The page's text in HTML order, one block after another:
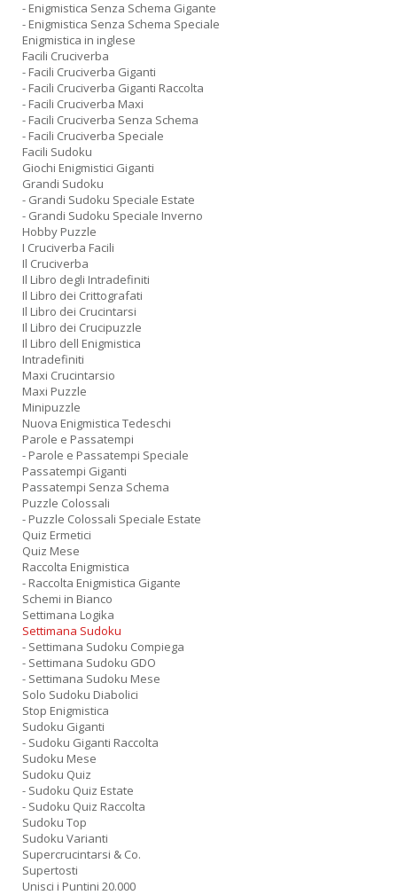
- Enigmistica Senza Schema Gigante
- Enigmistica Senza Schema Speciale
Enigmistica in inglese
Facili Cruciverba
- Facili Cruciverba Giganti
- Facili Cruciverba Giganti Raccolta
- Facili Cruciverba Maxi
- Facili Cruciverba Senza Schema
- Facili Cruciverba Speciale
Facili Sudoku
Giochi Enigmistici Giganti
Grandi Sudoku
- Grandi Sudoku Speciale Estate
- Grandi Sudoku Speciale Inverno
Hobby Puzzle
I Cruciverba Facili
Il Cruciverba
Il Libro degli Intradefiniti
Il Libro dei Crittografati
Il Libro dei Crucintarsi
Il Libro dei Crucipuzzle
Il Libro dell Enigmistica
Intradefiniti
Maxi Crucintarsio
Maxi Puzzle
Minipuzzle
Nuova Enigmistica Tedeschi
Parole e Passatempi
- Parole e Passatempi Speciale
Passatempi Giganti
Passatempi Senza Schema
Puzzle Colossali
- Puzzle Colossali Speciale Estate
Quiz Ermetici
Quiz Mese
Raccolta Enigmistica
- Raccolta Enigmistica Gigante
Schemi in Bianco
Settimana Logika
Settimana Sudoku
- Settimana Sudoku Compiega
- Settimana Sudoku GDO
- Settimana Sudoku Mese
Solo Sudoku Diabolici
Stop Enigmistica
Sudoku Giganti
- Sudoku Giganti Raccolta
Sudoku Mese
Sudoku Quiz
- Sudoku Quiz Estate
- Sudoku Quiz Raccolta
Sudoku Top
Sudoku Varianti
Supercrucintarsi & Co.
Supertosti
Unisci i Puntini 20.000